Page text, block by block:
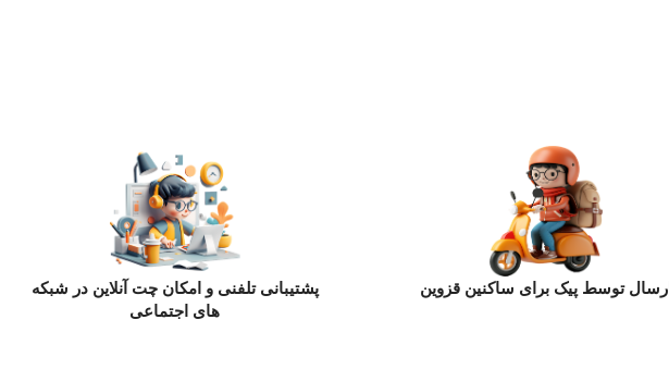
ارسال توسط پیک برای ساکنین قزوین
پشتیبانی تلفنی و امکان چت آنلاین در شبکه
های اجتماعی